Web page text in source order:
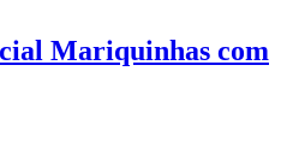
Mariquinhas com